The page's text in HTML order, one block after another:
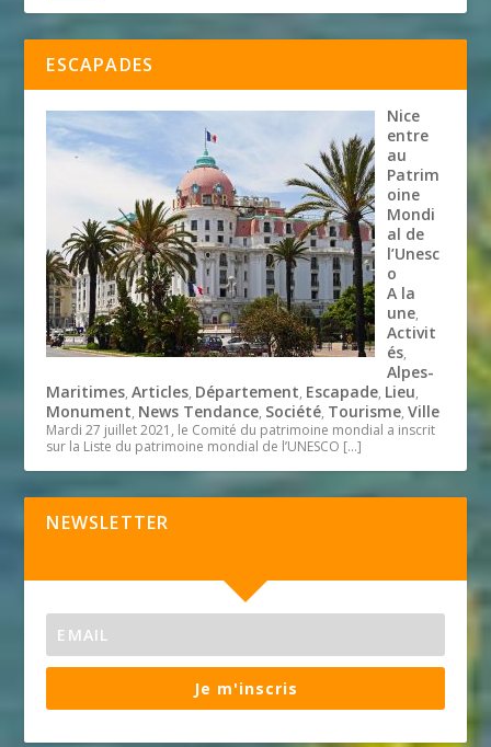
ESCAPADES
Nice
entre
au
Patrim
oine
Mondi
al de
l’Unesc
o
A la
une,
Activit
és,
Alpes-
Maritimes,Articles, Département, Escapade, Lieu,
Monument, News Tendance, Société, Tourisme,Ville
Mardi 27 juillet 2021, le Comité du patrimoine mondial a inscrit
sur la Liste du patrimoine mondial de l’UNESCO […]
NEWSLETTER
Je m'inscris